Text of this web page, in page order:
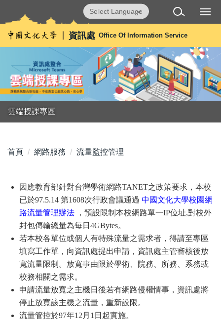
到
主
容
區
資訊處 Office Of Information Service
Translate
雲端授課專區
首頁 網路服務 流量監控管理
因應教育部針對台灣學術網路TANET之政策要求，本校
已於97.5.14 第1608次行政會議通過 中國文化大學校園網
路流量管理辦法 ，預設限制本校網路單一IP位址,對校外
封包傳輸總量為每日4GBytes。
若本校各單位或個人有特殊流量之需求者，得請至專區
填寫工作單，向資訊處提出申請，資訊處主管審核後放
寬流量限制。放寬事由限於學術、院務、所務、系務或
校務相關之需求。
申請流量放寬之主機日後若有網路侵權情事，資訊處將
停止放寬該主機之流量，重新設限。
流量管控於97年12月1日起實施。